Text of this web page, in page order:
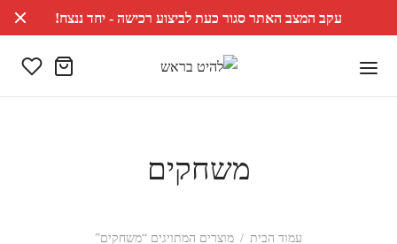
עקב המצב האתר סגור כעת לביצוע רכישה - יחד ננצח!
משחקים
עמוד הבית / מוצרים המתויגים “משחקים”